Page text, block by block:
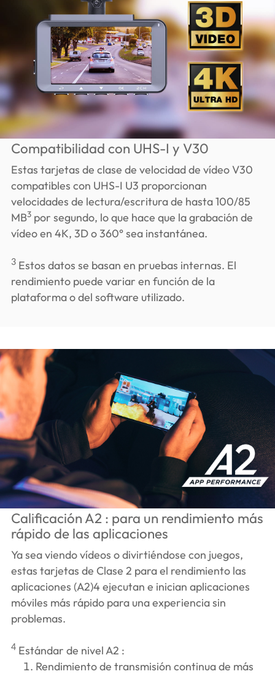
Compatibilidad con UHS-I y V30
Estas tarjetas de clase de velocidad de vídeo V30
compatibles con UHS-I U3 proporcionan
velocidades de lectura/escritura de hasta 100/85
MB3por segundo, lo que hace que la grabación de
vídeo en 4K, 3D o 360° sea instantánea.
3Estos datos se basan en pruebas internas. El
rendimiento puede variar en función de la
plataforma o del software utilizado.
Calificación A2 : para un rendimiento más
rápido de las aplicaciones
Ya sea viendo vídeos o divirtiéndose con juegos,
estas tarjetas de Clase 2 para el rendimiento las
aplicaciones (A2)4 ejecutan e inician aplicaciones
móviles más rápido para una experiencia sin
problemas.
4Estándar de nivel A2 :
Rendimiento de transmisión continua de más